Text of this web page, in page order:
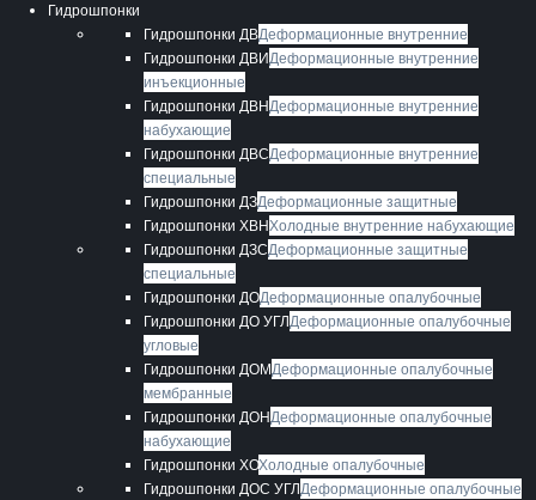
Гидрошпонки
Гидрошпонки ДВДеформационные внутренние
Гидрошпонки ДВИДеформационные внутренние
инъекционные
Гидрошпонки ДВНДеформационные внутренние
набухающие
Гидрошпонки ДВСДеформационные внутренние
специальные
Гидрошпонки ДЗДеформационные защитные
Гидрошпонки ХВНХолодные внутренние набухающие
Гидрошпонки ДЗСДеформационные защитные
специальные
Гидрошпонки ДОДеформационные опалубочные
Гидрошпонки ДО УГЛДеформационные опалубочные
угловые
Гидрошпонки ДОМДеформационные опалубочные
мембранные
Гидрошпонки ДОНДеформационные опалубочные
набухающие
Гидрошпонки ХОХолодные опалубочные
Гидрошпонки ДОС УГЛДеформационные опалубочные